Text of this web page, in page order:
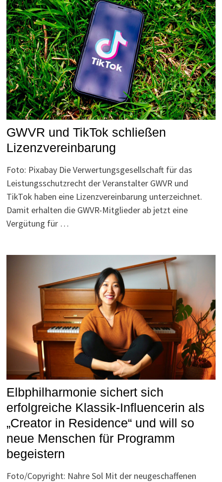
GWVR und TikTok schließen
Lizenzvereinbarung
Foto: Pixabay Die Verwertungsgesellschaft für das
Leistungsschutzrecht der Veranstalter GWVR und
TikTok haben eine Lizenzvereinbarung unterzeichnet.
Damit erhalten die GWVR-Mitglieder ab jetzt eine
Vergütung für …
Elbphilharmonie sichert sich
erfolgreiche Klassik-Influencerin als
„Creator in Residence“ und will so
neue Menschen für Programm
begeistern
Foto/Copyright: Nahre Sol Mit der neugeschaffenen